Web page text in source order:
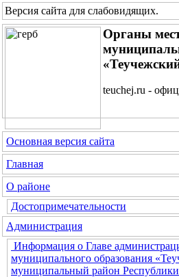
Версия сайта для слабовидящих.
Органы
teuchej.ru -
Основная версия сайта
Главная
О районе
Достопримечательности
Администрация
Информация о Главе
муниципального образования
муниципальный район